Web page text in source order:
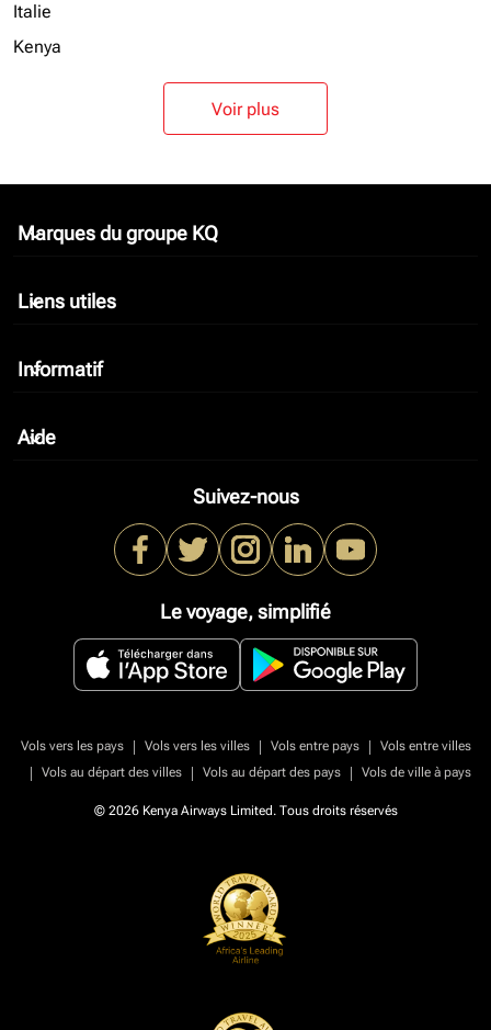
Italie
Kenya
Voir plus
Marques du groupe KQ
keyboard_arrow_down
Liens utiles
keyboard_arrow_down
Informatif
keyboard_arrow_down
Aide
keyboard_arrow_down
Suivez-nous
Le voyage, simplifié
Vols vers les pays | Vols vers les villes | Vols entre pays |
Vols entre villes
|
Vols au départ des villes | Vols au départ des pays | Vols de ville à pays
© 2026 Kenya Airways Limited. Tous droits réservés